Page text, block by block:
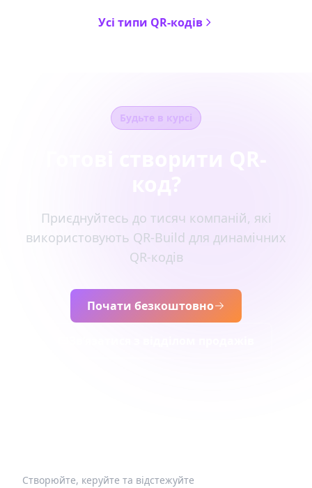
Усі типи QR-кодів
Будьте в курсі
Приєднуйтесь до тисяч компаній, які
використовують QR-Build для динамічних
QR-кодів
Почати безкоштовно
Створюйте, керуйте та відстежуйте